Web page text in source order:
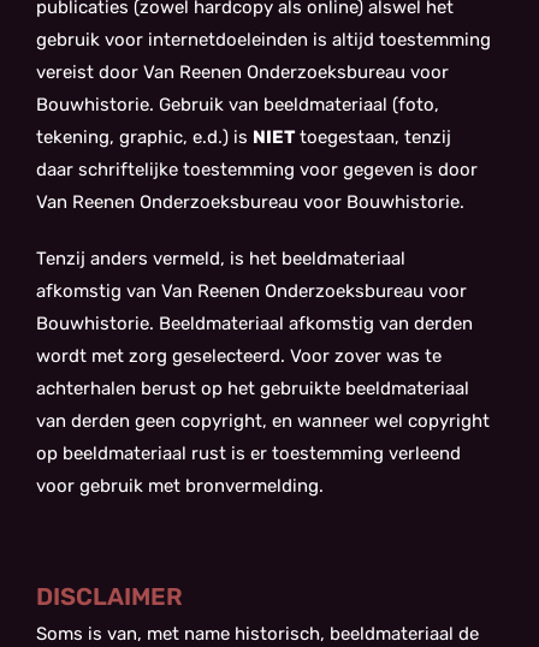
publicaties (zowel hardcopy als online) alswel het
gebruik voor internetdoeleinden is altijd toestemming
vereist door Van Reenen Onderzoeksbureau voor
Bouwhistorie. Gebruik van beeldmateriaal (foto,
tekening, graphic, e.d.) is NIETtoegestaan, tenzij
daar schriftelijke toestemming voor gegeven is door
Van Reenen Onderzoeksbureau voor Bouwhistorie.
Tenzij anders vermeld, is het beeldmateriaal
afkomstig van Van Reenen Onderzoeksbureau voor
Bouwhistorie. Beeldmateriaal afkomstig van derden
wordt met zorg geselecteerd. Voor zover was te
achterhalen berust op het gebruikte beeldmateriaal
van derden geen copyright, en wanneer wel copyright
op beeldmateriaal rust is er toestemming verleend
voor gebruik met bronvermelding.
DISCLAIMER
Soms is van, met name historisch, beeldmateriaal de